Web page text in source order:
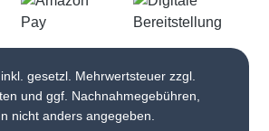
gesetzl. Mehrwertsteuer zzgl.
und ggf. Nachnahmegebühren,
nicht anders angegeben.